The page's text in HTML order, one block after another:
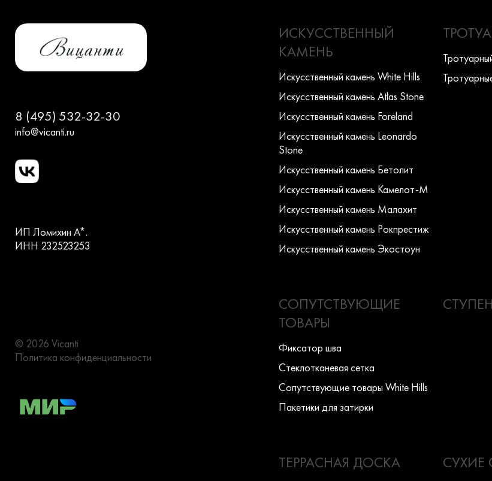
8 (495) 532-32-30
info@vicanti.ru
ИП Ломихин А*.
ИНН 232523253
© 2026 Vicanti
Политика конфиденциальности
ИСКУССТВЕННЫЙ
КАМЕНЬ
Искусcтвенный камень White Hills
Искусcтвенный камень Atlas Stone
Искусcтвенный камень Foreland
Искусcтвенный камень Leonardo
Stone
Искусcтвенный камень Бетолит
Искусcтвенный камень Камелот-М
Искусcтвенный камень Малахит
Искусcтвенный камень Рокпрестиж
Искусcтвенный камень Экостоун
СОПУТСТВУЮЩИЕ
ТОВАРЫ
Фиксатор шва
Стеклотканевая сетка
Сопутствующие товары White Hills
Пакетики для затирки
ТЕРРАСНАЯ ДОСКА СУХИЕ